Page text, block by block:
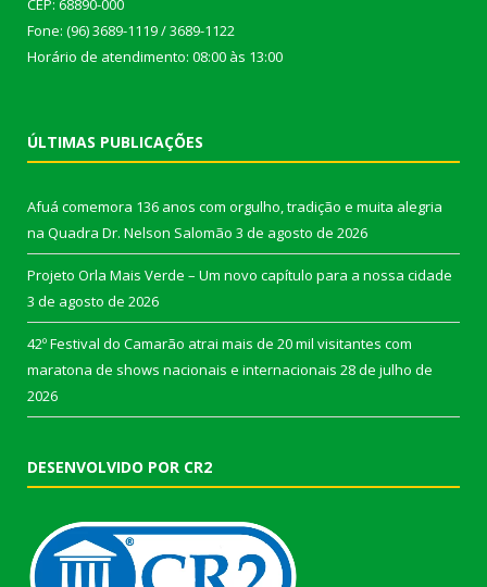
CEP: 68890-000
Fone: (96) 3689-1119 / 3689-1122
Horário de atendimento: 08:00 às 13:00
ÚLTIMAS PUBLICAÇÕES
Afuá comemora 136 anos com orgulho, tradição e muita alegria
na Quadra Dr. Nelson Salomão 3 de agosto de 2026
Projeto Orla Mais Verde – Um novo capítulo para a nossa cidade
3 de agosto de 2026
42º Festival do Camarão atrai mais de 20 mil visitantes com
maratona de shows nacionais e internacionais 28 de julho de
2026
DESENVOLVIDO POR CR2